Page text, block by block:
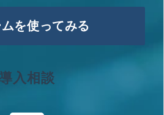
を使ってみる
入相談